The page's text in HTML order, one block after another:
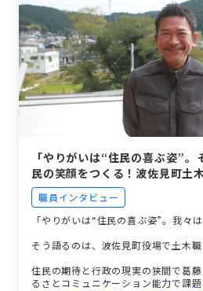
「やりがいは“住民の喜ぶ姿”
民の笑顔をつくる！波佐見町土
職員インタビュー
「やりがいは“住民の喜ぶ姿”。我々
そう語るのは、波佐見町役場で土木
住民の期待と行政の現実の狭間で葛
るさとコミュニケーション能力で課